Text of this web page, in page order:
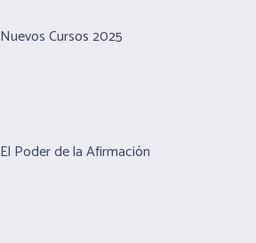
Nuevos Cursos 2025
El Poder de la Afirmación